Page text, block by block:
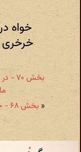
خواه
خرخری
بخش
«